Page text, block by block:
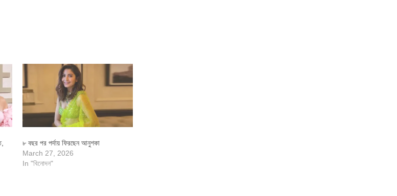
৮ বছর পর পর্দায় ফিরছেন আনুশকা
March 27, 2026
In "বিনোদন"